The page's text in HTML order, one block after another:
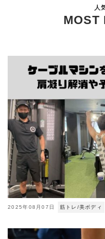
人
MOST
2025年08月07日 筋トレ/美ボディ